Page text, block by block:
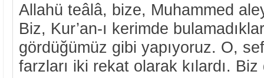
Allahü teâlâ, bize, Muhammed
Biz, Kur’an-ı kerimde
gördüğümüz gibi yapıyoruz. O,
farzları iki rekat olarak kılardı.